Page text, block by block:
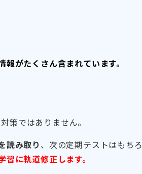
がたくさん含まれています。
策ではありません。
読み取り 、次の定期テストはもちろ
に軌道修正します。